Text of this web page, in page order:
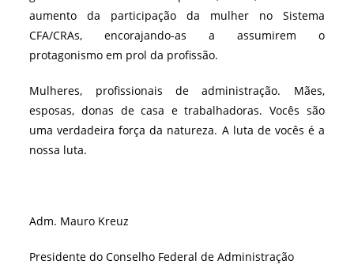
aumento da participação da mulher no Sistema
CFA/CRAs, encorajando-as a assumirem o
protagonismo em prol da profissão.
Mulheres, profissionais de administração. Mães,
esposas, donas de casa e trabalhadoras. Vocês são
uma verdadeira força da natureza. A luta de vocês é a
nossa luta.
Adm. Mauro Kreuz
Presidente do Conselho Federal de Administração